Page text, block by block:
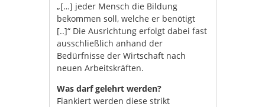
„[…] jeder Mensch die Bildung
bekommen soll, welche er benötigt
[..]“ Die Ausrichtung erfolgt dabei fast
ausschließlich anhand der
Bedürfnisse der Wirtschaft nach
neuen Arbeitskräften.
Was darf gelehrt werden?
Flankiert werden diese strikt